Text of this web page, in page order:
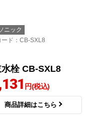
分岐水栓 JH901